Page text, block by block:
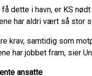
dette i havn, er KS
har aldri vært så stor
krav, samtidig som
har jobbet fram, sier
ansatte